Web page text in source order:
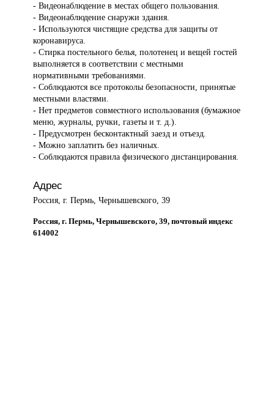
- Видеонаблюдение в местах общего пользования.
- Видеонаблюдение снаружи здания.
- Используются чистящие средства для защиты от
коронавируса.
- Стирка постельного белья, полотенец и вещей гостей
выполняется в соответствии с местными
нормативными требованиями.
- Соблюдаются все протоколы безопасности, принятые
местными властями.
- Нет предметов совместного использования (бумажное
меню, журналы, ручки, газеты и т. д.).
- Предусмотрен бесконтактный заезд и отъезд.
- Можно заплатить без наличных.
- Соблюдаются правила физического дистанцирования.
Адрес
Россия, г. Пермь, Чернышевского, 39
Россия, г. Пермь, Чернышевского, 39, почтовый индекс
614002